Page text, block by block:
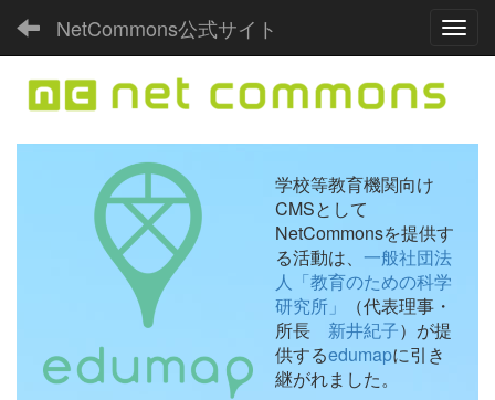
NetCommons公式サイト
学校等教育機関向け
CMSとして
NetCommonsを提供す
る活動は、 一般社団法
人「教育のための科学
研究所」
（代表理事・
所長 新井紀子）が提
供するedumapに引き
継がれました。